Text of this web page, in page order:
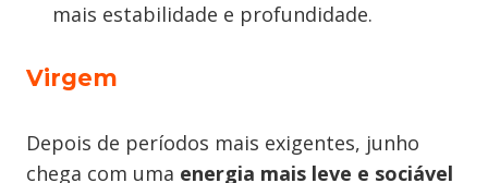
mais estabilidade e profundidade.
Virgem
Depois de períodos mais exigentes, junho
chega com uma energia mais leve e sociável